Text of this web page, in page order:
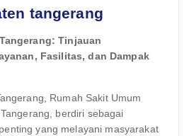
tangerang
Tinjauan
Fasilitas, dan Dampak
Rumah Sakit Umum
berdiri sebagai
yang melayani masyarakat